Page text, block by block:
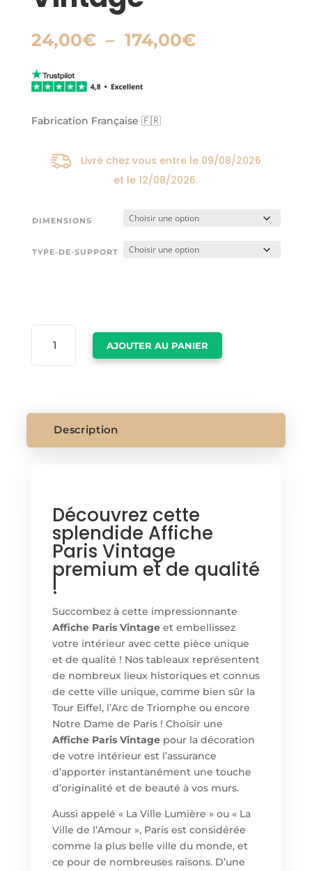
24,00€ – 174,00€Plage
Fabrication Française 🇫🇷
Livré chez vous entre le 09/08/2026
et le12/08/2026.
DIMENSIONS
TYPE-DE-SUPPORT
AJOUTER AU PANIER
Description
Découvrez cette
splendide Affiche
Paris Vintage
premium et de qualité
!
Succombez à cette impressionnante
Affiche Paris Vintageet embellissez
votre intérieur avec cette pièce unique
et de qualité ! Nos tableaux représentent
de nombreux lieux historiques et connus
de cette ville unique, comme bien sûr la
Tour Eiffel, l’Arc de Triomphe ou encore
Notre Dame de Paris ! Choisir une
Affiche Paris Vintagepour la décoration
de votre intérieur est l’assurance
d’apporter instantanément une touche
d’originalité et de beauté à vos murs.
Aussi appelé « La Ville Lumière » ou « La
Ville de l’Amour », Paris est considérée
comme la plus belle ville du monde, et
ce pour de nombreuses raisons. D’une